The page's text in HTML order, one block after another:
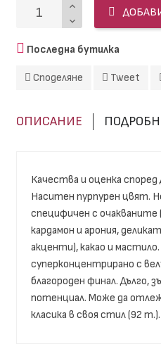
Последна бутилка
Споделяне Tweet
ОПИСАНИЕ
Качества и оценка
Наситен пурпурен цвят.
специфичен с
кардамон и арония,
акценти), какао и
суперконцентрирано с
благороден финал. Дълго,
потенциал. Може да
класика в своя стил (92 т.).